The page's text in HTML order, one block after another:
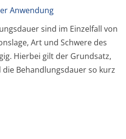
Anwendung
sind im Einzelfall von
Art und Schwere des
Hierbei gilt der Grundsatz,
Behandlungsdauer so kurz